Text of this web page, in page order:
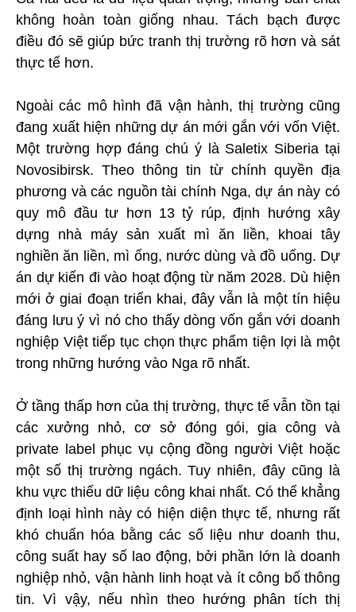
không hoàn toàn giống nhau. Tách bạch được
điều đó sẽ giúp bức tranh thị trường rõ hơn và sát
thực tế hơn.
Ngoài các mô hình đã vận hành, thị trường cũng
đang xuất hiện những dự án mới gắn với vốn Việt.
Một trường hợp đáng chú ý là Saletix Siberia tại
Novosibirsk. Theo thông tin từ chính quyền địa
phương và các nguồn tài chính Nga, dự án này có
quy mô đầu tư hơn 13 tỷ rúp, định hướng xây
dựng nhà máy sản xuất mì ăn liền, khoai tây
nghiền ăn liền, mì ống, nước dùng và đồ uống. Dự
án dự kiến đi vào hoạt động từ năm 2028. Dù hiện
mới ở giai đoạn triển khai, đây vẫn là một tín hiệu
đáng lưu ý vì nó cho thấy dòng vốn gắn với doanh
nghiệp Việt tiếp tục chọn thực phẩm tiện lợi là một
trong những hướng vào Nga rõ nhất.
Ở tầng thấp hơn của thị trường, thực tế vẫn tồn tại
các xưởng nhỏ, cơ sở đóng gói, gia công và
private label phục vụ cộng đồng người Việt hoặc
một số thị trường ngách. Tuy nhiên, đây cũng là
khu vực thiếu dữ liệu công khai nhất. Có thể khẳng
định loại hình này có hiện diện thực tế, nhưng rất
khó chuẩn hóa bằng các số liệu như doanh thu,
công suất hay số lao động, bởi phần lớn là doanh
nghiệp nhỏ, vận hành linh hoạt và ít công bố thông
tin. Vì vậy, nếu nhìn theo hướng phân tích thị